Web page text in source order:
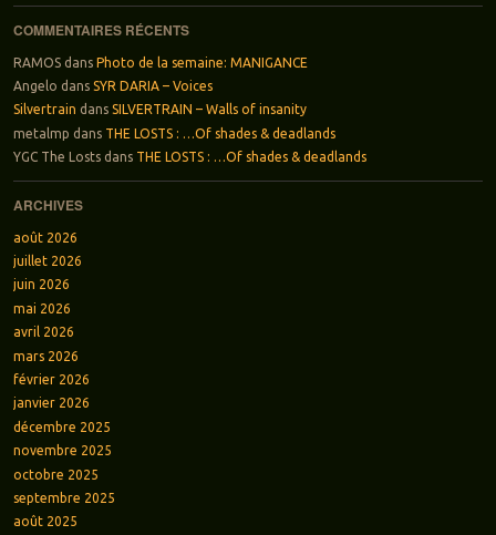
COMMENTAIRES RÉCENTS
RAMOSdans Photo de la semaine: MANIGANCE
Angelo dans SYR DARIA – Voices
Silvertrain dans SILVERTRAIN – Walls of insanity
metalmp dans THE LOSTS : …Of shades & deadlands
YGC The Lostsdans THE LOSTS : …Of shades & deadlands
ARCHIVES
août 2026
juillet 2026
juin 2026
mai 2026
avril 2026
mars 2026
février 2026
janvier 2026
décembre 2025
novembre 2025
octobre 2025
septembre 2025
août 2025